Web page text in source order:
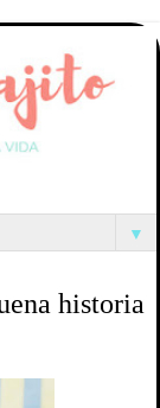
▼
historia